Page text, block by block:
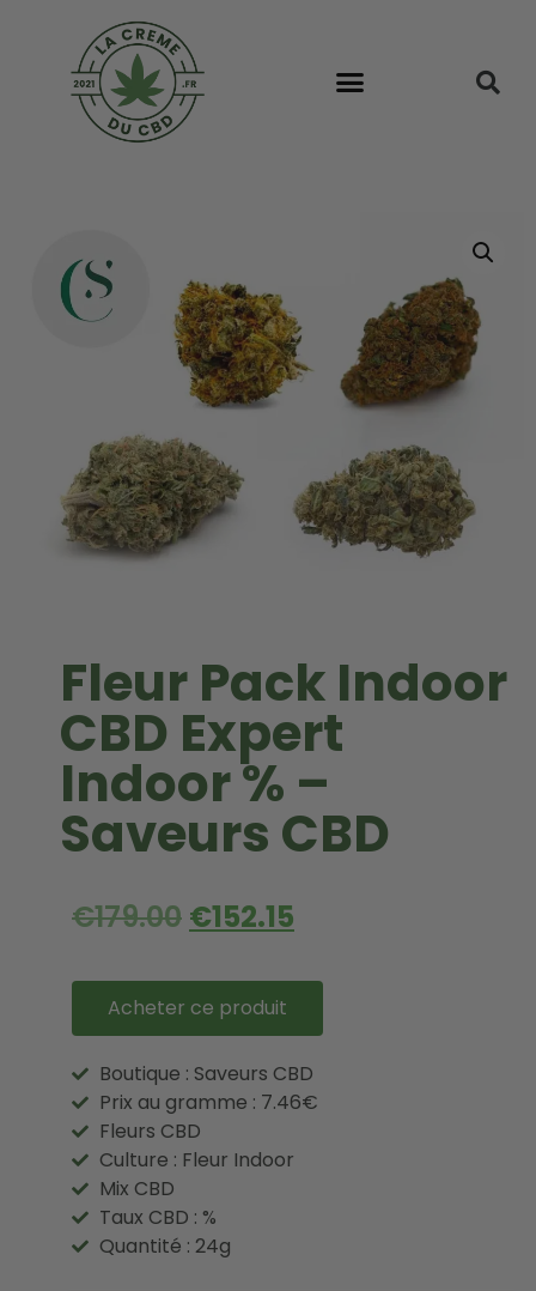
Fleur Pack Indoor
CBD Expert
Indoor % –
Saveurs CBD
€179.00 €152.15
Acheter ce produit
Boutique : Saveurs CBD
Prix au gramme : 7.46€
Fleurs CBD
Culture : Fleur Indoor
Mix CBD
Taux CBD : %
Quantité : 24g